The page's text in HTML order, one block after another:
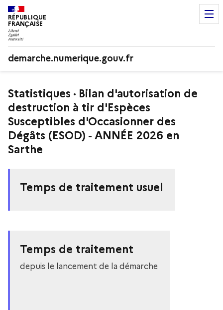
RÉPUBLIQUE
FRANÇAISE
demarche.numerique.gouv.fr
Statistiques · Bilan d'autorisation de
destruction à tir d'Espèces
Susceptibles d'Occasionner des
Dégâts (ESOD) - ANNÉE 2026 en
Sarthe
Temps de traitement usuel
Temps de traitement
depuis le lancement de la démarche